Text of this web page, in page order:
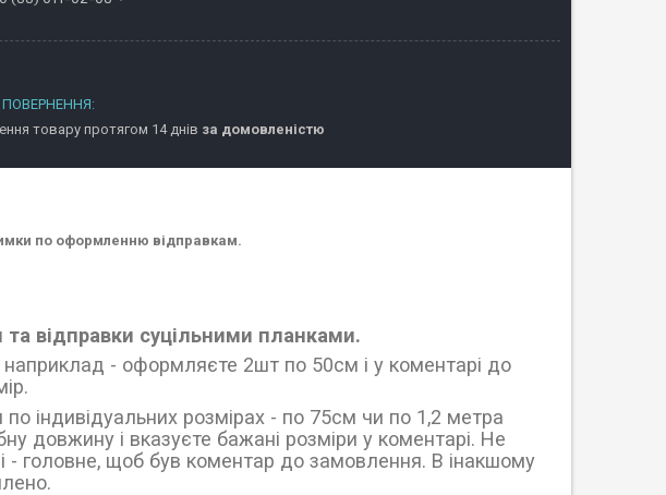
товару протягом 14 днів за домовленістю
по оформленню відправкам.
та відправки суцільними планками.
- оформляєте 2шт по 50см і у коментарі до
індивідуальних розмірах - по 75см чи по 1,2 метра
довжину і вказуєте бажані розміри у коментарі. Не
головне, щоб був коментар до замовлення. В інакшому